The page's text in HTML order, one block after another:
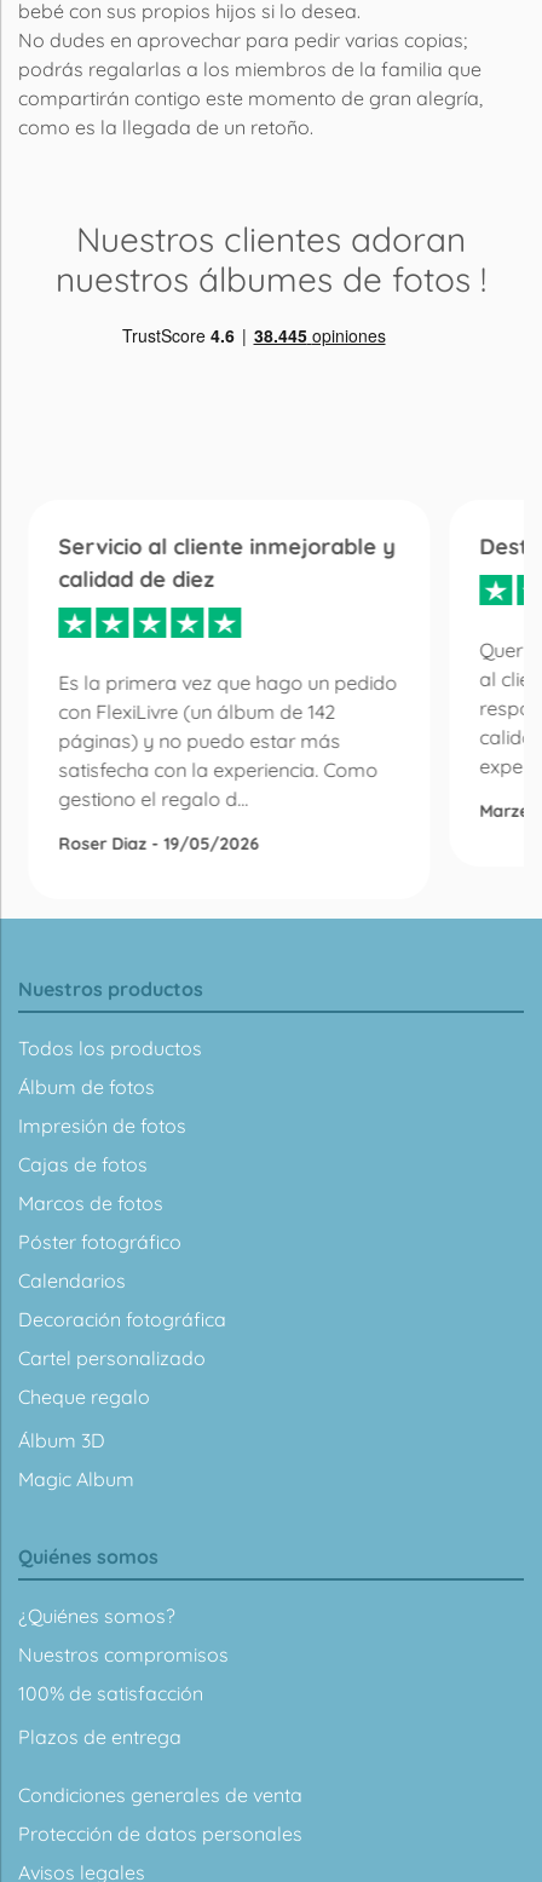
bebé con sus propios hijos si lo desea.
No dudes en aprovechar para pedir varias copias;
podrás regalarlas a los miembros de la familia que
compartirán contigo este momento de gran alegría,
como es la llegada de un retoño.
Nuestros clientes adoran
nuestros álbumes de fotos !
Servicio al cliente inmejorable y
calidad de diez
Es la primera vez que hago un pedido
con FlexiLivre (un álbum de 142
páginas) y no puedo estar más
satisfecha con la experiencia. Como
gestiono el regalo d...
Roser Diaz - 19/05/2026
al
Nuestros productos
Todos los productos
Álbum de fotos
Impresión de fotos
Cajas de fotos
Marcos de fotos
Póster fotográfico
Calendarios
Decoración fotográfica
Cartel personalizado
Cheque regalo
Álbum 3D
Magic Album
Quiénes somos
¿Quiénes somos?
Nuestros compromisos
100% de satisfacción
Plazos de entrega
Condiciones generales de venta
Protección de datos personales
Avisos legales